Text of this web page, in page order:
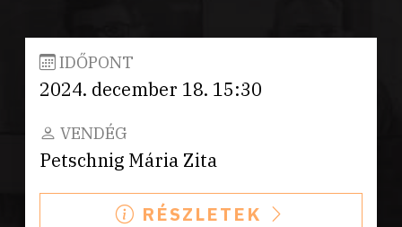
IDŐPONT
2024. december 18. 15:30
VENDÉG
Petschnig Mária Zita
RÉSZLETEK